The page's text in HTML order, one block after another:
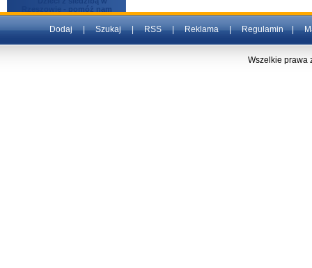
Dodaj|Szukaj|RSS|Reklama|Regulamin|
Wszelkie prawa